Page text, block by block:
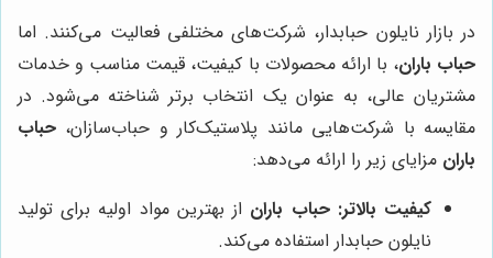
در بازار نایلون حبابدار، شرکت‌های مختلفی فعالیت می‌کنند. اما
حباب باران، با ارائه محصولات با کیفیت، قیمت مناسب و خدمات
مشتریان عالی، به عنوان یک انتخاب برتر شناخته می‌شود. در
مقایسه با شرکت‌هایی مانند پلاستیک‌کار و حباب‌سازان، حباب
باران مزایای زیر را ارائه می‌دهد:
کیفیت بالاتر: حباب باران از بهترین مواد اولیه برای تولید
نایلون حبابدار استفاده می‌کند.